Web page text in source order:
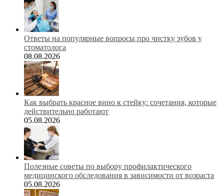
Ответы на популярные вопросы про чистку зубов у
стоматолога
08.08.2026
Как выбрать красное вино к стейку: сочетания, которые
действительно работают
05.08.2026
Полезные советы по выбору профилактического
медицинского обследования в зависимости от возраста
05.08.2026